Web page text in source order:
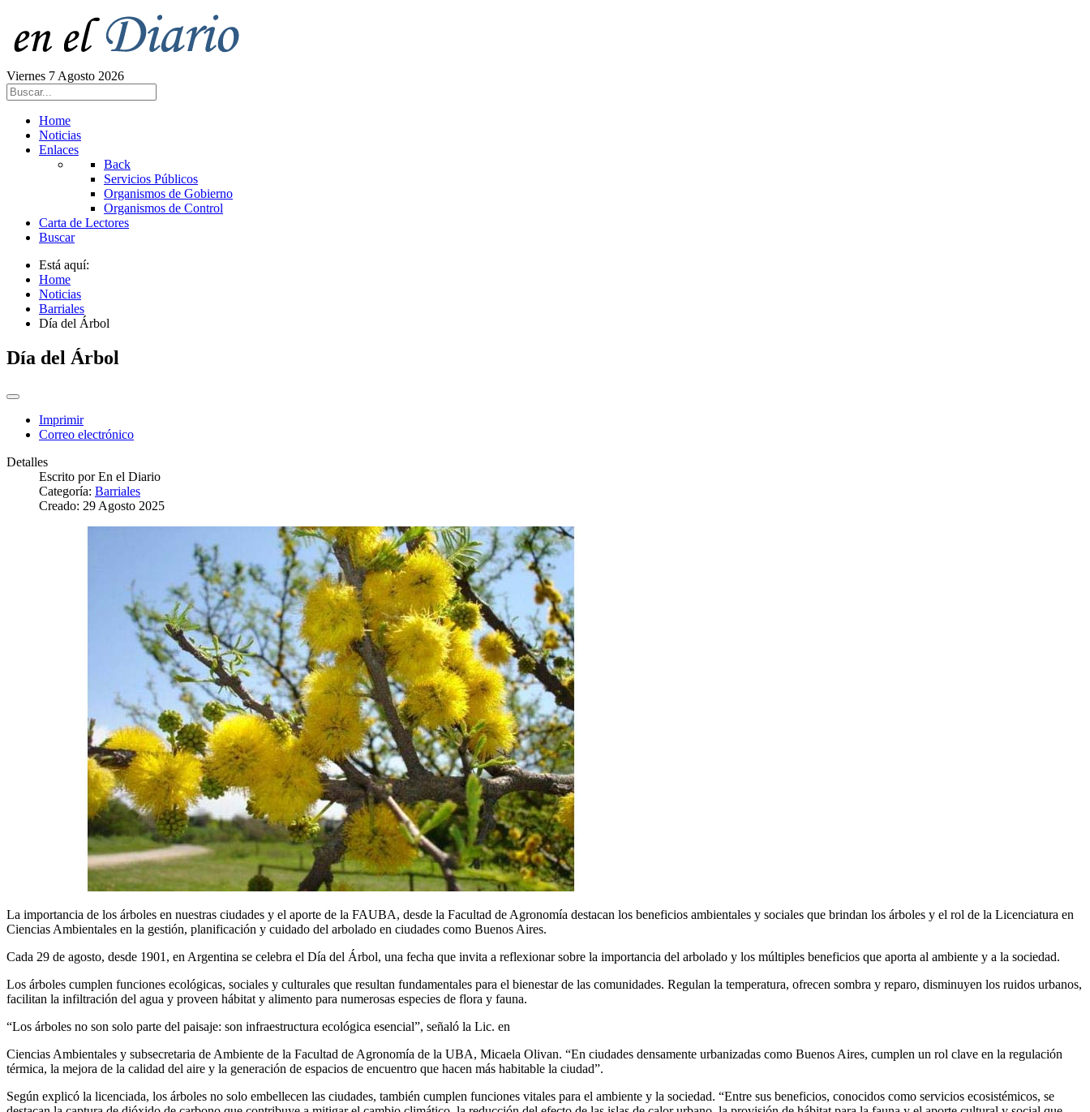
Viernes 7 Agosto 2026
Home
Noticias
Enlaces
Back
Servicios Públicos
Organismos de Gobierno
Organismos de Control
Carta de Lectores
Buscar
Está aquí:
Home
Noticias
Barriales
Día del Árbol
Día del Árbol
Imprimir
Correo electrónico
Detalles
Escrito porEn el Diario
Categoría: Barriales
Creado: 29 Agosto 2025
La importancia de los árboles en nuestras ciudades y el aporte de la FAUBA, desde la Facultad de Agronomía destacan los beneficios ambientales y sociales que brindan los árboles y el rol de la Licenciatura en
Ciencias Ambientales en la gestión, planificación y cuidado del arbolado en ciudades como Buenos Aires.
Cada 29 de agosto, desde 1901, en Argentina se celebra el Día del Árbol, una fecha que invita a reflexionar sobre la importancia del arbolado y los múltiples beneficios que aporta al ambiente y a la sociedad.
Los árboles cumplen funciones ecológicas, sociales y culturales que resultan fundamentales para el bienestar de las comunidades. Regulan la temperatura, ofrecen sombra y reparo, disminuyen los ruidos urbanos,
facilitan la infiltración del agua y proveen hábitat y alimento para numerosas especies de flora y fauna.
“Los árboles no son solo parte del paisaje: son infraestructura ecológica esencial”, señaló la Lic. en
Ciencias Ambientales y subsecretaria de Ambiente de la Facultad de Agronomía de la UBA, Micaela Olivan. “En ciudades densamente urbanizadas como Buenos Aires, cumplen un rol clave en la regulación
térmica, la mejora de la calidad del aire y la generación de espacios de encuentro que hacen más habitable la ciudad”.
Según explicó la licenciada, los árboles no solo embellecen las ciudades, también cumplen funciones vitales para el ambiente y la sociedad. “Entre sus beneficios, conocidos como servicios ecosistémicos, se